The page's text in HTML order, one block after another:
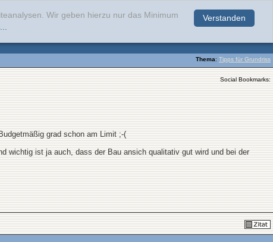
Verstanden
Wir geben hierzu nur das Minimum
Thema: Tipps für Grundriss
Social Bookmarks:
grad schon am Limit ;-(
wichtig ist ja auch, dass der Bau ansich qualitativ gut wird und bei der